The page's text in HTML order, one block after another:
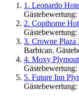
1. Leonardo
2. Copthorne
3. Crowne
Barbican.
4. Moxy
5. Future Inn